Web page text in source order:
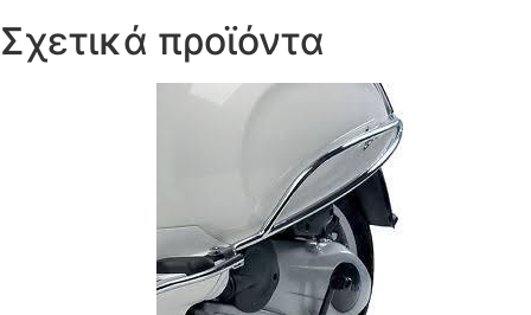
Σχετικά προϊόντα